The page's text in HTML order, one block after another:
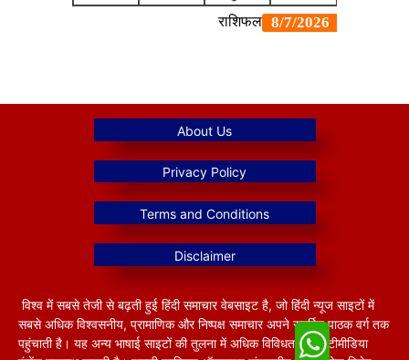
विश्व में सबसे तेजी से बढ़ती हुई हिंदी समाचार वेबसाइट है, जो हिंदी न्यूज साइटों में
सबसे अधिक विश्वसनीय, प्रामाणिक और निष्पक्ष समाचार अपने समर्पित पाठक वर्ग तक
पहुंचाती है। यह अन्य भाषाई साइटों की तुलना में अधिक विविधतापूर्ण मल्टीमीडिया